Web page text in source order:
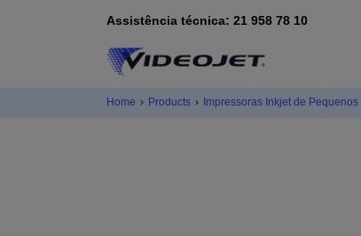
Assistência técnica: 21 958 78 10
Home › Products › Impressoras Inkjet de